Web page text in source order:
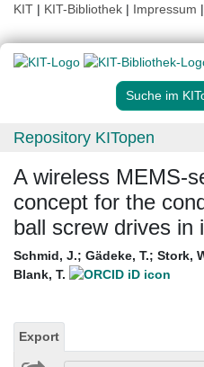
KIT | KIT-Bibliothek | Impressum |
Suche im
Repository KITopen
A wireless MEMS-
concept for the
ball screw drives in
Schmid, J.; Gädeke, T.; Stork,
Blank, T.
Export